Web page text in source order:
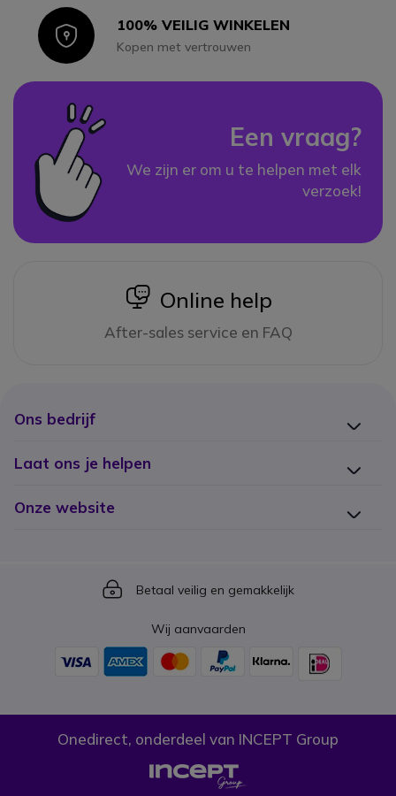
Icon100% VEILIG WINKELEN
Kopen met vertrouwen
Een vraag?
We zijn er om u te helpen met elk
verzoek!
icon
Online help
After-sales service en FAQ
Ons bedrijf
Laat ons je helpen
Onze website
Icon
Betaal veilig en gemakkelijk
Wij aanvaarden
Onedirect, onderdeel van INCEPT Group